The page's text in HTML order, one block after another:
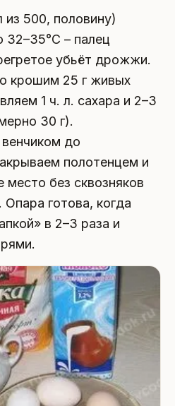
500, половину)
32–35°C – палец
убьёт дрожжи.
крошим 25 г живых
1 ч. л. сахара и 2–3
30 г).
до
полотенцем и
место без сквозняков
готова, когда
в 2–3 раза и